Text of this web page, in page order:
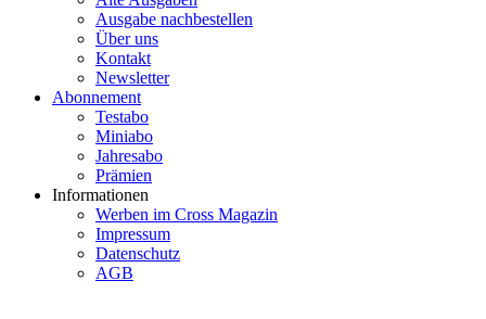
Ausgabe nachbestellen
Über uns
Kontakt
Newsletter
Abonnement
Testabo
Miniabo
Jahresabo
Prämien
Informationen
Werben im Cross Magazin
Impressum
Datenschutz
AGB